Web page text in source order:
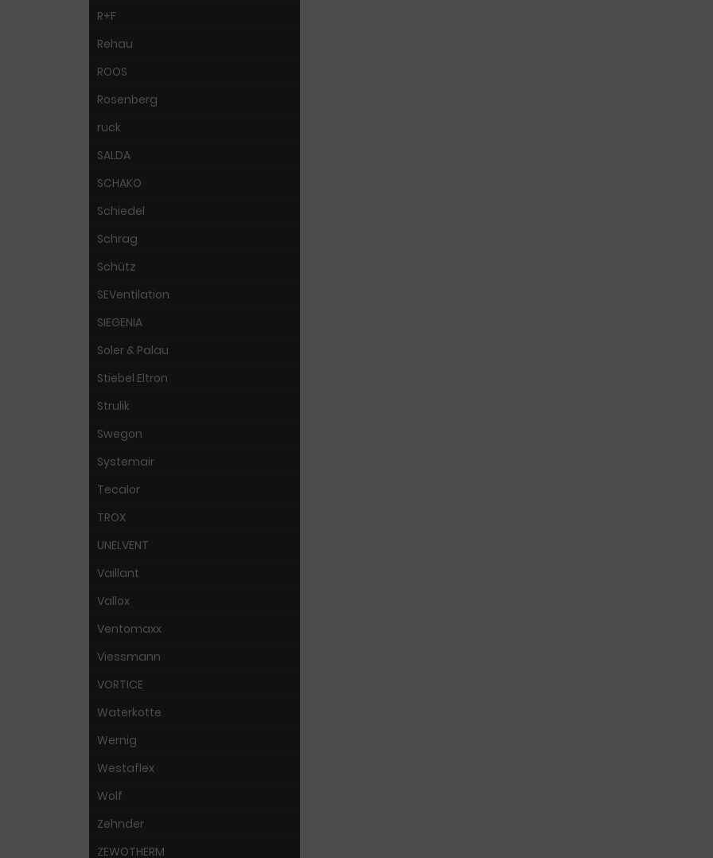
R+F
Rehau
ROOS
Rosenberg
ruck
SALDA
SCHAKO
Schiedel
Schrag
Schütz
SEVentilation
SIEGENIA
Soler & Palau
Stiebel Eltron
Strulik
Swegon
Systemair
Tecalor
TROX
UNELVENT
Vaillant
Vallox
Ventomaxx
Viessmann
VORTICE
Waterkotte
Wernig
Westaflex
Wolf
Zehnder
ZEWOTHERM